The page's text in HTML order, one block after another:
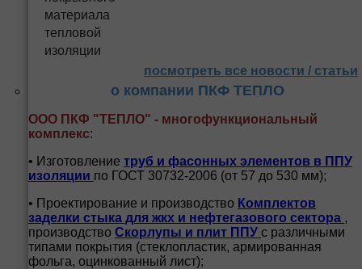
посмотреть все новости / статьи
о компании ПКФ ТЕПЛО
ООО ПКФ "ТЕПЛО" - многофункциональный
комплекс:
• Изготовление труб и фасонных элементов в ППУ
изоляции по ГОСТ 30732-2006 (от 57 до 530 мм);
• Проектирование и производство Комплектов
заделки стыка для жкх и нефтегазового сектора ,
производство Скорлупы и плит ППУ с различными
типами покрытия (стеклопластик, армированная
фольга, оцинкованный лист);